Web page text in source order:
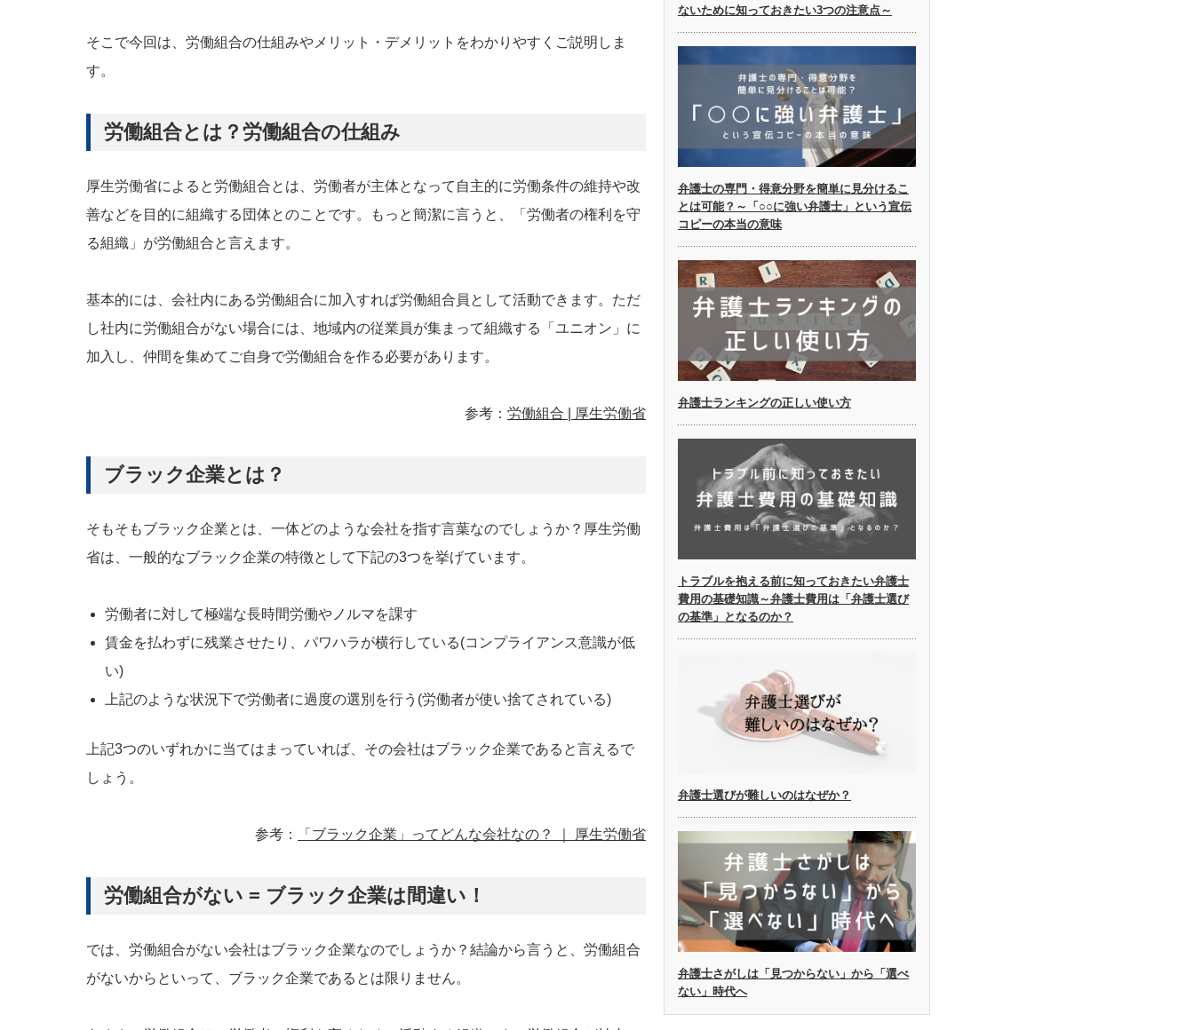
そこで今回は、労働組合の仕組みやメリット・デメリットをわかりやすくご説明しま
す。
労働組合とは？労働組合の仕組み
厚生労働省によると労働組合とは、労働者が主体となって自主的に労働条件の維持や改
善などを目的に組織する団体とのことです。もっと簡潔に言うと、「労働者の権利を守
る組織」が労働組合と言えます。
基本的には、会社内にある労働組合に加入すれば労働組合員として活動できます。ただ
し社内に労働組合がない場合には、地域内の従業員が集まって組織する「ユニオン」に
加入し、仲間を集めてご自身で労働組合を作る必要があります。
参考： 労働組合 | 厚生労働省
ブラック企業とは？
そもそもブラック企業とは、一体どのような会社を指す言葉なのでしょうか？厚生労働
省は、一般的なブラック企業の特徴として下記の3つを挙げています。
労働者に対して極端な長時間労働やノルマを課す
賃金を払わずに残業させたり、パワハラが横行している(コンプライアンス意識が低
い)
上記のような状況下で労働者に過度の選別を行う(労働者が使い捨てされている)
上記3つのいずれかに当てはまっていれば、その会社はブラック企業であると言えるで
しょう。
参考： 「ブラック企業」ってどんな会社なの？ ｜ 厚生労働省
労働組合がない = ブラック企業は間違い！
では、労働組合がない会社はブラック企業なのでしょうか？結論から言うと、労働組合
がないからといって、ブラック企業であるとは限りません。
ないために知っておきたい3つの注意点～
弁護士の専門・得意分野を簡単に見分けるこ
とは可能？～「○○に強い弁護士」という宣伝
コピーの本当の意味
弁護士ランキングの正しい使い方
トラブルを抱える前に知っておきたい弁護士
費用の基礎知識～弁護士費用は「弁護士選び
の基準」となるのか？
弁護士選びが難しいのはなぜか？
弁護士さがしは「見つからない」から「選べ
ない」時代へ